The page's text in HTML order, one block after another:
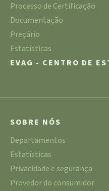
Processo de Certificação
Documentação
Preçário
Estatísticas
EVAG - CENTRO DE
SOBRE NÓS
Departamentos
Estatísticas
Privacidade e segurança
Provedor do consumidor